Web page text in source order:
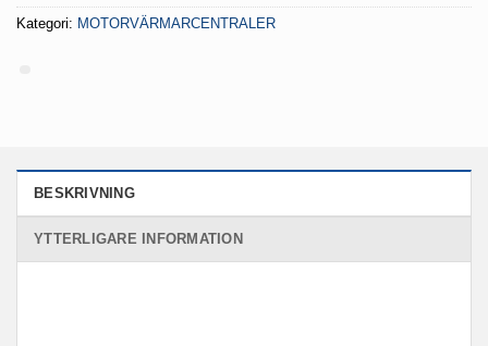
Kategori: MOTORVÄRMARCENTRALER
BESKRIVNING
YTTERLIGARE INFORMATION